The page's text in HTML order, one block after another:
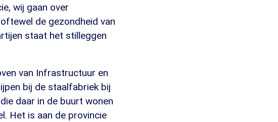
wij gaan over
de gezondheid van
staat het stilleggen
van Infrastructuur en
bij de staalfabriek bij
daar in de buurt wonen
Het is aan de provincie